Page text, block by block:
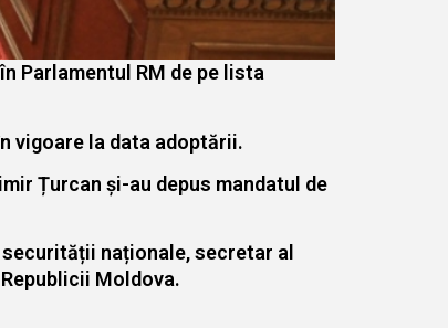
Parlamentul RM de pe lista
vigoare la data adoptării.
Țurcan și-au depus mandatul de
naționale, secretar al
Moldova.